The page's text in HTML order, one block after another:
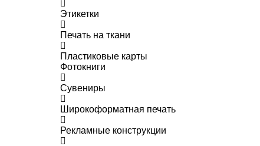
Этикетки
Печать на ткани
Пластиковые карты
Фотокниги
Сувениры
Широкоформатная печать
Рекламные конструкции